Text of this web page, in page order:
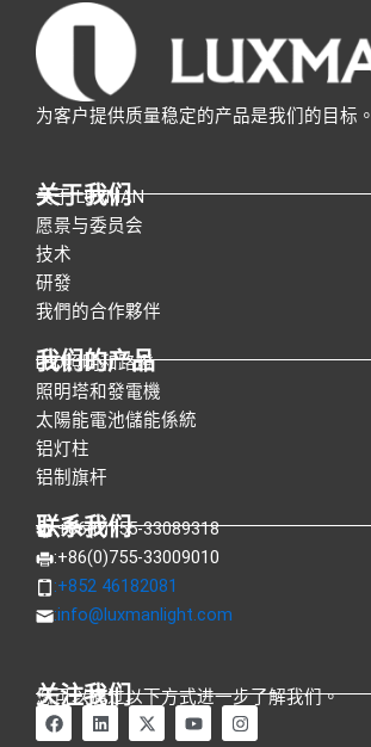
为客户提供质量稳定的产品是我们的目标。
关于我们
关于 LUXMAN
愿景与委员会
技术
研發
我們的合作夥伴
我们的产品
LED照明和路燈
照明塔和發電機
太陽能電池儲能係統
铝灯柱
铝制旗杆
联系我们
:+86(0)755-33089318
:+86(0)755-33009010
:+852 46182081
:info@luxmanlight.com
关注我们
您可以通过以下方式进一步了解我们。
在
F
L
i
X
-
Y
o
I
n